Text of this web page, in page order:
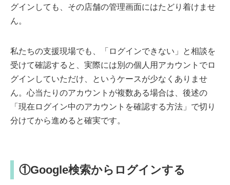
グインしても、その店舗の管理画面にはたどり着けませ
ん。
私たちの支援現場でも、「ログインできない」と相談を
受けて確認すると、実際には別の個人用アカウントでロ
グインしていただけ、というケースが少なくありませ
ん。心当たりのアカウントが複数ある場合は、後述の
「現在ログイン中のアカウントを確認する方法」で切り
分けてから進めると確実です。
①Google検索からログインする